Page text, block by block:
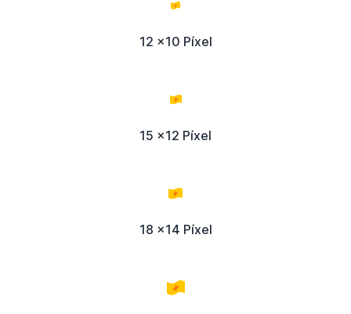
12 x10 Píxel
15 x12 Píxel
18 x14 Píxel